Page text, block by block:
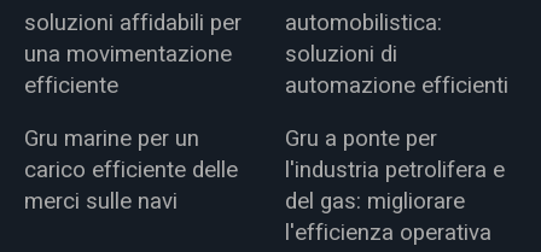
soluzioni affidabili per
una movimentazione
efficiente
automobilistica:
soluzioni di
automazione efficienti
Gru marine per un
carico efficiente delle
merci sulle navi
Gru a ponte per
l'industria petrolifera e
del gas: migliorare
l'efficienza operativa